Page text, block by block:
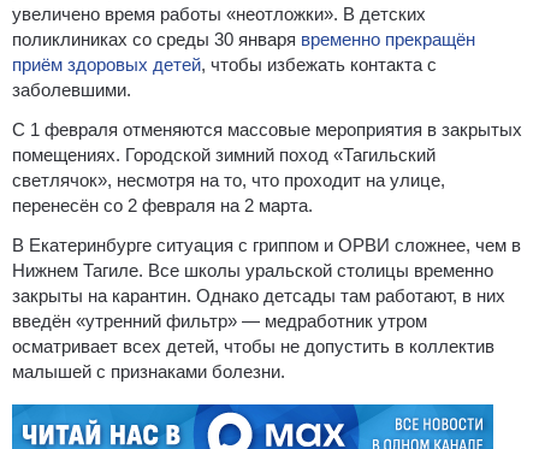
увеличено время работы «неотложки». В детских
поликлиниках со среды 30 января временно прекращён
приём здоровых детей, чтобы избежать контакта с
заболевшими.
С 1 февраля отменяются массовые мероприятия в закрытых
помещениях. Городской зимний поход «Тагильский
светлячок», несмотря на то, что проходит на улице,
перенесён со 2 февраля на 2 марта.
В Екатеринбурге ситуация с гриппом и ОРВИ сложнее, чем в
Нижнем Тагиле. Все школы уральской столицы временно
закрыты на карантин. Однако детсады там работают, в них
введён «утренний фильтр» — медработник утром
осматривает всех детей, чтобы не допустить в коллектив
малышей с признаками болезни.